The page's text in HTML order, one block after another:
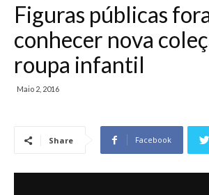
Figuras públicas
conhecer nova
roupa infantil
Maio 2, 2016
Share Facebook